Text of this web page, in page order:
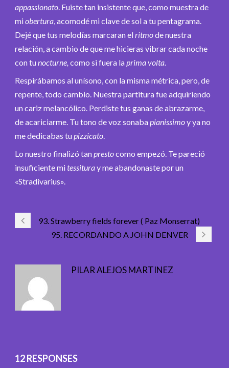
appassionato. Fuiste tan insistente que, como muestra de
miobertura, acomodé mi clave de sol a tu pentagrama.
Dejé que tus melodías marcaran elritmode nuestra
relación, a cambio de que me hicieras vibrar cada noche
con tunocturne, como si fuera laprima volta.
Respirábamos al unísono, con la misma métrica, pero, de
repente, todo cambio. Nuestra partitura fue adquiriendo
un cariz melancólico. Perdiste tus ganas de abrazarme,
de acariciarme. Tu tono de voz sonabapianissimoy ya no
me dedicabas tupizzicato.
Lo nuestro finalizó tanprestocomo empezó. Te pareció
insuficiente mitessituray me abandonaste por un
«Stradivarius».
93. Strawberry fields forever ( Paz Monserrat)
95. RECORDANDO A JOHN DENVER
PILAR ALEJOS MARTINEZ
12 RESPONSES